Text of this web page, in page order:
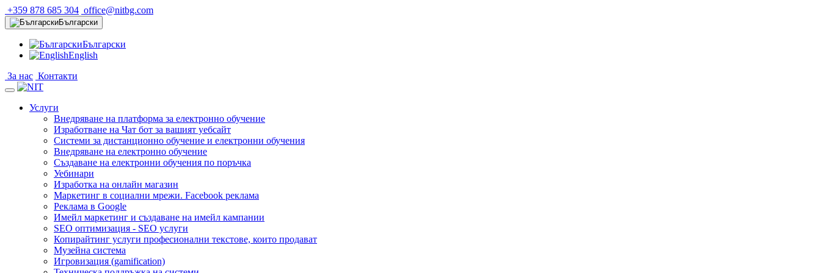
+359 878 685 304 office@nitbg.com
Български
Български
English
За нас Контакти
Услуги
Внедряване на платформа за електронно обучение
Изработване на Чат бот за вашият уебсайт
Системи за дистанционно обучение и електронни обучения
Внедряване на електронно обучение
Създаване на електронни обучения по поръчка
Уебинари
Изработка на онлайн магазин
Маркетинг в социални мрежи. Facebook реклама
Реклама в Google
Имейл маркетинг и създаване на имейл кампании
SEO оптимизация - SEO услуги
Копирайтинг услуги професионални текстове, които продават
Музейна система
Игровизация (gamification)